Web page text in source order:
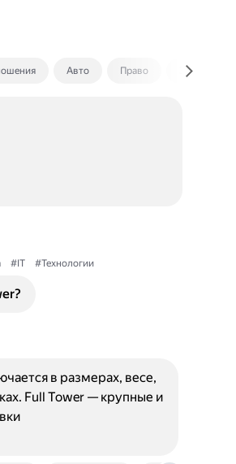
Авто Право Экономика
#IT #Технологии
в размерах, весе,
Full Tower — крупные и